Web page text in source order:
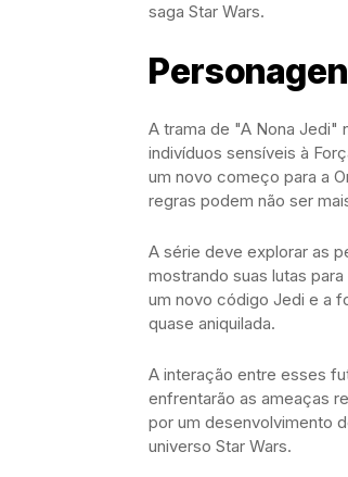
saga Star Wars.
A trama de "A Nona Jedi"
indivíduos sensíveis à
um novo começo para a
regras podem não ser
A série deve explorar as
mostrando suas lutas
um novo código Jedi e a
quase aniquilada.
A interação entre esses
enfrentarão as ameaças
por um desenvolvimento
universo Star Wars.